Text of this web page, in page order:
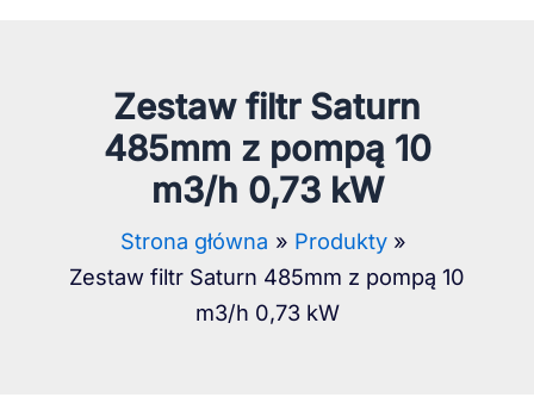
Zestaw filtr Saturn
485mm z pompą 10
m3/h 0,73 kW
Strona główna
Produkty
Zestaw filtr Saturn 485mm z pompą 10
m3/h 0,73 kW